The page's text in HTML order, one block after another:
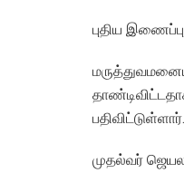
புதிய இணைப்பு
பதிவிட்டுள்ளார்.
முதல்வர்